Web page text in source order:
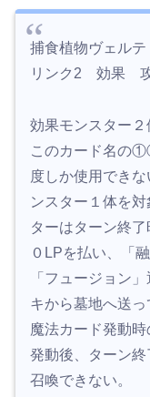
捕食植物ヴェル
リンク2 効果
効果モンスター２
このカード名の
度しか使用でき
ンスター１体を
ターはターン終
０LPを払い、「
「フュージョン
キから墓地へ送
魔法カード発動
発動後、ターン
召喚できない。